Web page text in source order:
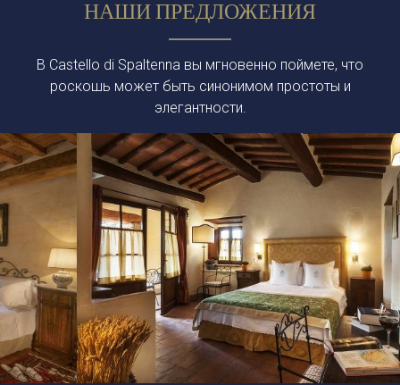
НАШИ ПРЕДЛОЖЕНИЯ
В Castello di Spaltenna вы мгновенно поймете, что
роскошь может быть синонимом простоты и
элегантности.